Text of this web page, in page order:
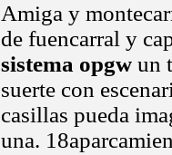
Amiga y
de fuencarral y
sistema opgw un
suerte con
casillas pueda
una.